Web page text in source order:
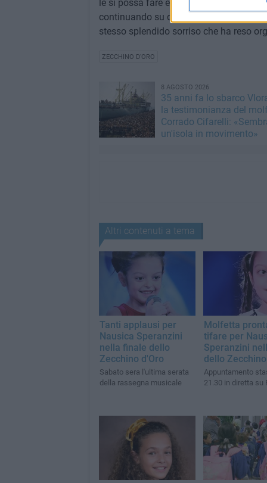
le si possa fare è quello di togliersi
continuando su questa via con la
stesso splendido sorriso che ha reso
ZECCHINO D'ORO
8 AGOSTO 2026
35 anni fa lo sbarco
la testimonianza del
Corrado Cifarelli:
un'isola in movimento»
Altri contenuti a tema
Tanti applausi per
Nausica Speranzini
nella finale dello
Zecchino d'Oro
Sabato sera l'ultima serata
della rassegna musicale
Molfetta
tifare per
Speranzini
dello
Appuntamento
21.30 in diretta su